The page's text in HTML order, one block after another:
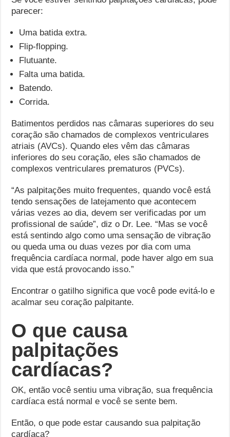
parecer:
Uma batida extra.
Flip-flopping.
Flutuante.
Falta uma batida.
Batendo.
Corrida.
Batimentos perdidos nas câmaras superiores do seu
coração são chamados de complexos ventriculares
atriais (AVCs). Quando eles vêm das câmaras
inferiores do seu coração, eles são chamados de
complexos ventriculares prematuros (PVCs).
“As palpitações muito frequentes, quando você está
tendo sensações de latejamento que acontecem
várias vezes ao dia, devem ser verificadas por um
profissional de saúde”, diz o Dr. Lee. “Mas se você
está sentindo algo como uma sensação de vibração
ou queda uma ou duas vezes por dia com uma
frequência cardíaca normal, pode haver algo em sua
vida que está provocando isso.”
Encontrar o gatilho significa que você pode evitá-lo e
acalmar seu coração palpitante.
O que causa
palpitações
cardíacas?
OK, então você sentiu uma vibração, sua frequência
cardíaca está normal e você se sente bem.
Então, o que pode estar causando sua palpitação
cardíaca?